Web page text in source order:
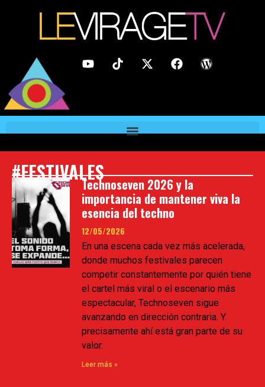
#FESTIVALESTechnoseven 2026 y la
importancia de mantener viva la
esencia del techno
12/05/2026
En una escena cada vez más acelerada,
donde muchos festivales parecen
competir constantemente por quién tiene
el cartel más viral o el escenario más
espectacular, Technoseven sigue
avanzando en dirección contraria. Y
precisamente ahí está gran parte de su
valor.
Leer más »